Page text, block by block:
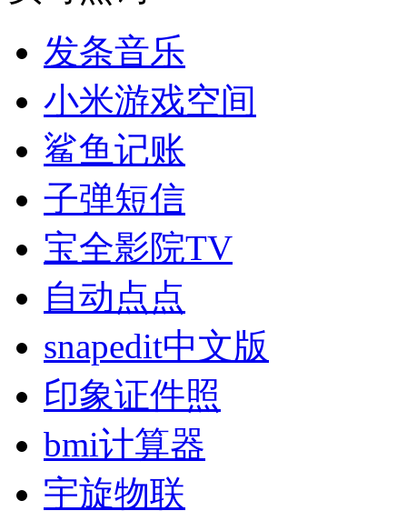
发条音乐
小米游戏空间
鲨鱼记账
子弹短信
宝全影院TV
自动点点
snapedit中文版
印象证件照
bmi计算器
宇旋物联